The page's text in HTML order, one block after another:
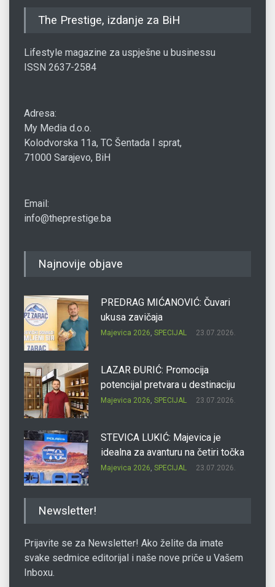
The Prestige, izdanje za BiH
Lifestyle magazine za uspješne u businessu
ISSN 2637-2584
Adresa:
My Media d.o.o.
Kolodvorska 11a, TC Šentada I sprat,
71000 Sarajevo, BiH
Email:
info@theprestige.ba
Najnovije objave
PREDRAG MIĆANOVIĆ: Čuvari
ukusa zavičaja
Majevica 2026, SPECIJAL 23.07.2026.
LAZAR ĐURIĆ: Promocija
potencijal pretvara u destinaciju
Majevica 2026, SPECIJAL 23.07.2026.
STEVICA LUKIĆ: Majevica je
idealna za avanturu na četiri točka
Majevica 2026, SPECIJAL 23.07.2026.
Newsletter!
Prijavite se za Newsletter! Ako želite da imate
svake sedmice editorijal i naše nove priče u Vašem
Inboxu.